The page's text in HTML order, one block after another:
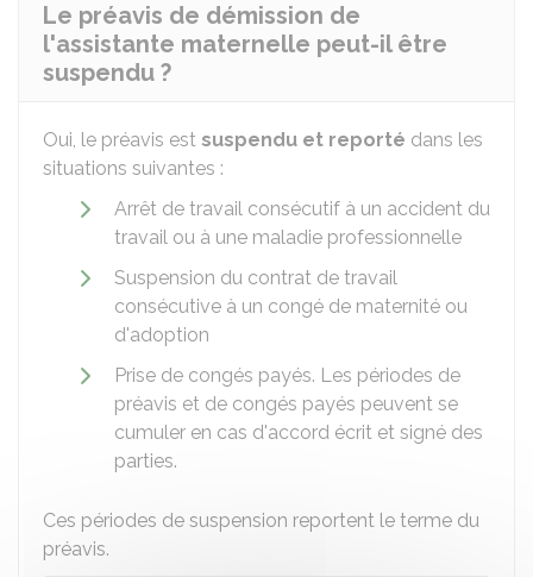
Le préavis de démission de
l'assistante maternelle peut-il être
suspendu ?
Oui, le préavis est suspendu et reporté dans les
situations suivantes :
Arrêt de travail consécutif à un accident du
travail ou à une maladie professionnelle
Suspension du contrat de travail
consécutive à un congé de maternité ou
d'adoption
Prise de congés payés. Les périodes de
préavis et de congés payés peuvent se
cumuler en cas d'accord écrit et signé des
parties.
Ces périodes de suspension reportent le terme du
préavis.